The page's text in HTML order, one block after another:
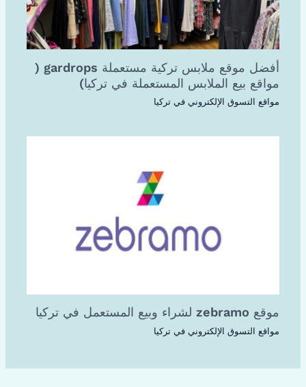
أفضل موقع ملابس تركية مستعملة gardrops (
مواقع بيع الملابس المستعملة في تركيا)
مواقع التسوق الإلكتروني في تركيا
موقع zebramo لشراء وبيع المستعمل في تركيا
مواقع التسوق الإلكتروني في تركيا